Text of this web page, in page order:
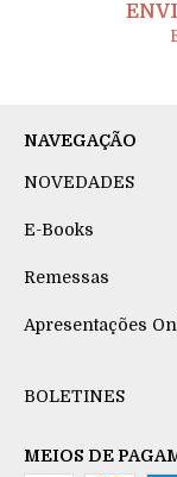
NAVEGAÇÃO
NOVEDADES
E-Books
Remessas
Apresentações
BOLETINES
MEIOS DE